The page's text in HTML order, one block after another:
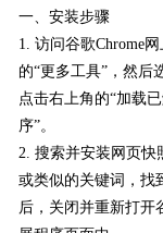
一、安装步骤
1. 访问谷歌Chrome
的“更多工具”，然后
点击右上角的“加载
序”。
2. 搜索并安装网页快
或类似的关键词，找
后，关闭并重新打开